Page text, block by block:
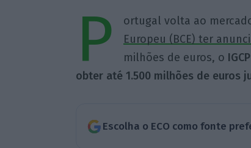
P ortugal volta ao
Europeu (BCE) ter
milhões de euros, o
obter até 1.500 milhões de euros
Escolha o ECO como fonte